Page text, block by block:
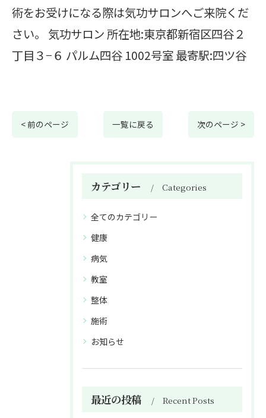
術をお受けになる際は気功サロンへご来院くだ
さい。 気功サロン 所在地:東京都新宿区四谷２
丁目３−６ パルム四谷 1002号室 最寄駅:四ツ谷
< 前のページ 一覧に戻る 次のページ >
カテゴリー Categories
全てのカテゴリー
健康
病気
教室
整体
施術
お知らせ
最近の投稿 Recent Posts